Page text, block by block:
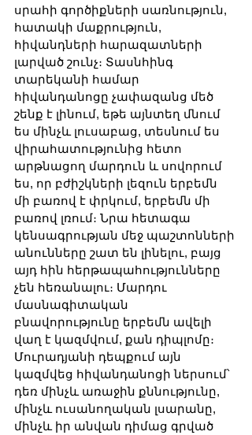
սրահի գործիքների սառնություն,
հատակի մաքրություն,
հիվանդների հարազատների
լարված շունչ։ Տասնհինգ
տարեկանի համար
հիվանդանոցը չափազանց մեծ
շենք է լինում, եթե այնտեղ մնում
ես մինչև լուսաբաց, տեսնում ես
վիրահատությունից հետո
արթնացող մարդուն և սովորում
ես, որ բժիշկների լեզուն երբեմն
մի բառով է փրկում, երբեմն մի
բառով լռում։ Նրա հետագա
կենսագրության մեջ պաշտոնների
անունները շատ են լինելու, բայց
այդ հին հերթապահությունները
չեն հեռանալու։ Մարդու
մասնագիտական
բնավորությունը երբեմն ավելի
վաղ է կազմվում, քան դիպլոմը։
Մուրադյանի դեպքում այն
կազմվեց հիվանդանոցի ներսում՝
դեռ մինչև առաջին քննությունը,
մինչև ուսանողական լսարանը,
մինչև իր անվան դիմաց գրված